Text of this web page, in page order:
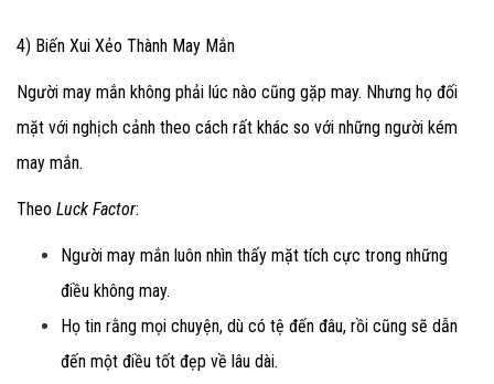
4) Biến Xui Xẻo Thành May Mắn
Người may mắn không phải lúc nào cũng gặp may. Nhưng họ đối
mặt với nghịch cảnh theo cách rất khác so với những người kém
may mắn.
Theo Luck Factor:
Người may mắn luôn nhìn thấy mặt tích cực trong những
điều không may.
Họ tin rằng mọi chuyện, dù có tệ đến đâu, rồi cũng sẽ dẫn
đến một điều tốt đẹp về lâu dài.